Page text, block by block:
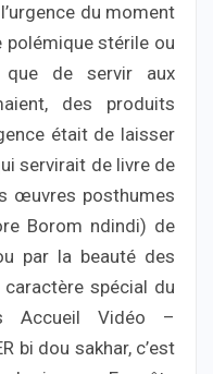
du moment
polémique stérile ou
que de servir aux
des produits
était de laisser
servirait de livre de
œuvres posthumes
Borom ndindi) de
par la beauté des
spécial du
Accueil Vidéo –
bi dou sakhar, c’est